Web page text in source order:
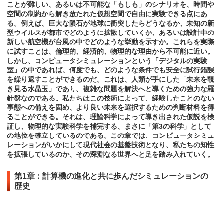
ことが難しい、あるいは不可能な「もしも」のシナリオを、時間や
空間の制約から解き放たれた仮想空間で自由に実験できる点にあ
る。例えば、巨大な隕石が地球に衝突したらどうなるか、未知の新
型ウイルスが都市でどのように拡散していくか、あるいは設計中の
新しい航空機が台風の中でどのような挙動を示すか。これらを実際
に試すことは、倫理的、経済的、物理的な理由から不可能に近い。
しかし、コンピュータシミュレーションという「デジタルの実験
室」の中であれば、何度でも、どのような条件でも安全に試行錯誤
を繰り返すことができるのだ。これは、人類が手にした「未来を覗
き見る水晶玉」であり、複雑な問題を解決へと導くための強力な羅
針盤なのである。私たちはこの技術によって、経験したことのない
事態への備えを固め、より良い未来を選択するための判断材料を得
ることができる。それは、理論科学によって導き出された仮説を検
証し、物理的な実験科学を補完する、まさに「第3の科学」として
の地位を確立しているのである。この章では、コンピュータシミュ
レーションがいかにして現代社会の基盤技術となり、私たちの知性
を拡張しているのか、その深淵なる世界へと足を踏み入れていく。
第1章：計算機の進化と共に歩んだシミュレーションの
歴史